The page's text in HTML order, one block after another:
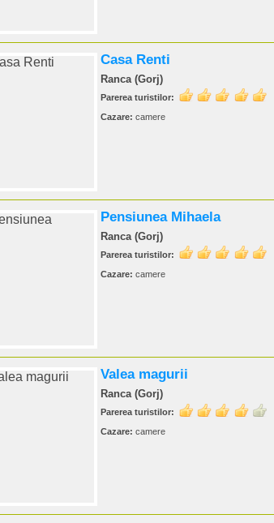
Casa Renti
Ranca (Gorj)
Parerea turistilor:
Cazare: camere
Pensiunea Mihaela
Ranca (Gorj)
Parerea turistilor:
Cazare: camere
Valea magurii
Ranca (Gorj)
Parerea turistilor:
Cazare: camere